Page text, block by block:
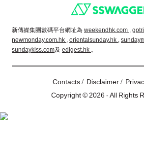
新傳媒集團數碼平台網址為 weekendhk.com ,
newmonday.com.hk , orientalsunday.hk ,
sundaykiss.com及 edigest.hk 。
Contacts/ Disclaimer/
Copyright © 2026 - All Rights